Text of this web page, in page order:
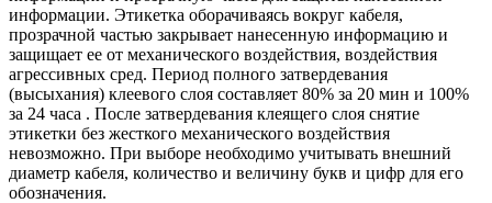
информации. Этикетка оборачиваясь вокруг кабеля,
прозрачной частью закрывает нанесенную информацию и
защищает ее от механического воздействия, воздействия
агрессивных сред. Период полного затвердевания
(высыхания) клеевого слоя составляет 80% за 20 мин и 100%
за 24 часа . После затвердевания клеящего слоя снятие
этикетки без жесткого механического воздействия
невозможно. При выборе необходимо учитывать внешний
диаметр кабеля, количество и величину букв и цифр для его
обозначения.